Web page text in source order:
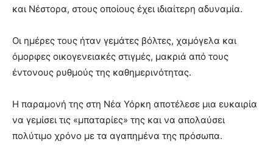
και Νέστορα, στους οποίους έχει ιδιαίτερη αδυναμία.
Οι ημέρες τους ήταν γεμάτες βόλτες, χαμόγελα και
όμορφες οικογενειακές στιγμές, μακριά από τους
έντονους ρυθμούς της καθημερινότητας.
Η παραμονή της στη Νέα Υόρκη αποτέλεσε μια ευκαιρία
να γεμίσει τις «μπαταρίες» της και να απολαύσει
πολύτιμο χρόνο με τα αγαπημένα της πρόσωπα.